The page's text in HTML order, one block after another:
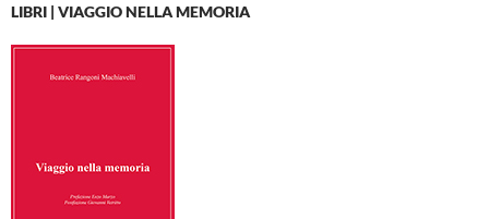
LIBRI | VIAGGIO NELLA MEMORIA